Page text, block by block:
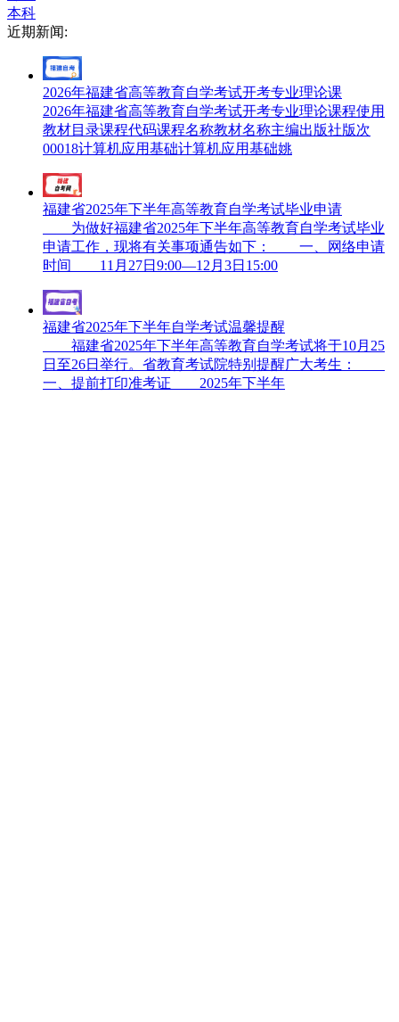
本科
近期新闻:
2026年福建省高等教育自学考试开考专业理论课
2026年福建省高等教育自学考试开考专业理论课程使用
教材目录课程代码课程名称教材名称主编出版社版次
00018计算机应用基础计算机应用基础姚
福建省2025年下半年高等教育自学考试毕业申请
为做好福建省2025年下半年高等教育自学考试毕业
申请工作，现将有关事项通告如下： 一、网络申请
时间 11月27日9:00—12月3日15:00
福建省2025年下半年自学考试温馨提醒
福建省2025年下半年高等教育自学考试将于10月25
日至26日举行。省教育考试院特别提醒广大考生：
一、提前打印准考证 2025年下半年